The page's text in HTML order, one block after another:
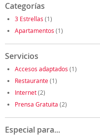
Categorías
3 Estrellas (1)
Apartamentos (1)
Servicios
Accesos adaptados (1)
Restaurante(1)
Internet(2)
Prensa Gratuita (2)
Especial para...